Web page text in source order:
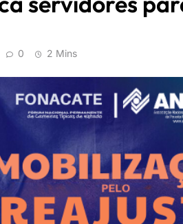
0 2 Mins